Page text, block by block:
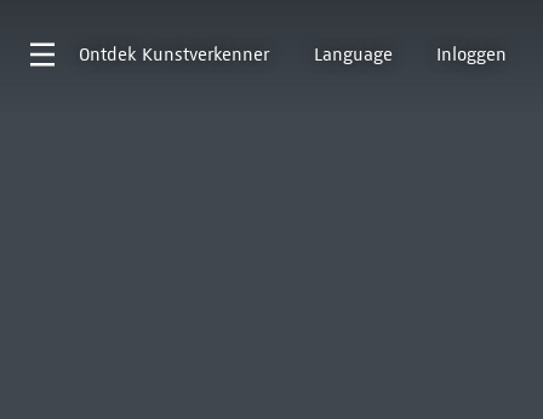
Ontdek Kunstverkenner Language Inloggen